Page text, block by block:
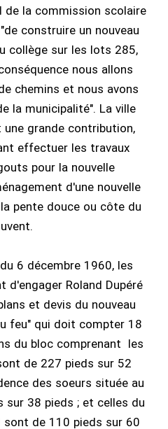
de la commission scolaire
construire un nouveau
collège sur les lots 285,
nous allons
chemins et nous avons
la municipalité". La ville
grande contribution,
effectuer les travaux
pour la nouvelle
d'une nouvelle
pente douce ou côte du
6 décembre 1960, les
d'engager Roland Dupéré
et devis du nouveau
feu" qui doit compter 18
du bloc comprenant les
de 227 pieds sur 52
des soeurs située au
sur 38 pieds ; et celles du
sont de 110 pieds sur 60